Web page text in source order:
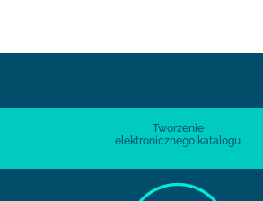
Tworzenie
elektronicznego katalogu